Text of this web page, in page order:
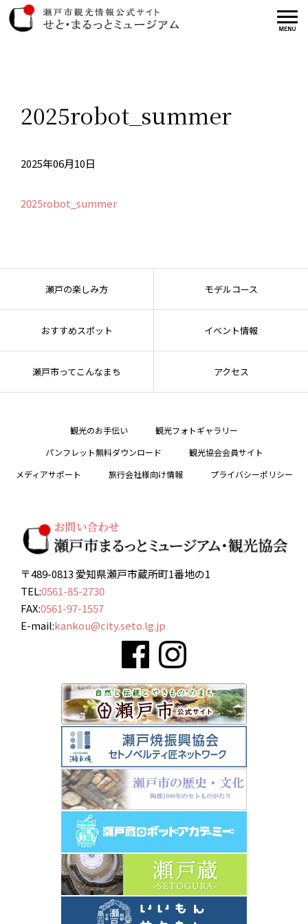
2025robot_summer
2025年06月10日
2025robot_summer
瀬戸の楽しみ方 モデルコース
おすすめスポット イベント情報
瀬戸市ってこんなまち アクセス
観光のお手伝い
観光フォトギャラリー
パンフレット無料ダウンロード
観光協会会員サイト
メディアサポート
旅行会社様向け情報 プライバシーポリシー
〒489-0813 愛知県瀬戸市蔵所町1番地の1
TEL:0561-85-2730
FAX:0561-97-1557
E-mail:kankou@city.seto.lg.jp